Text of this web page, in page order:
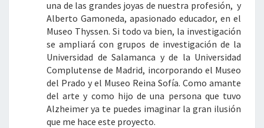
una de las grandes joyas de nuestra profesión, y
Alberto Gamoneda, apasionado educador, en el
Museo Thyssen. Si todo va bien, la investigación
se ampliará con grupos de investigación de la
Universidad de Salamanca y de la Universidad
Complutense de Madrid, incorporando el Museo
del Prado y el Museo Reina Sofía. Como amante
del arte y como hijo de una persona que tuvo
Alzheimer ya te puedes imaginar la gran ilusión
que me hace este proyecto.